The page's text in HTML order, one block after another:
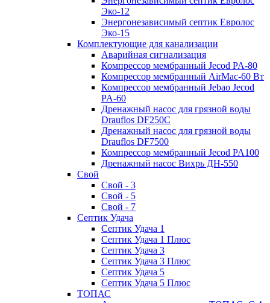
Эко-12
Энергонезависимый септик Евролос
Эко-15
Комплектующие для канализации
Аварийная сигнализация
Компрессор мембранный Jecod PA-80
Компрессор мембранный AirMac-60 Вт
Компрессор мембранный Jebao Jecod
PA-60
Дренажный насос для грязной воды
Drauflos DF250C
Дренажный насос для грязной воды
Drauflos DF7500
Компрессор мембранный Jecod PA100
Дренажный насос Вихрь ДН-550
Свой
Свой - 3
Свой - 5
Свой - 7
Септик Удача
Септик Удача 1
Септик Удача 1 Плюс
Септик Удача 3
Септик Удача 3 Плюс
Септик Удача 5
Септик Удача 5 Плюс
ТОПАС